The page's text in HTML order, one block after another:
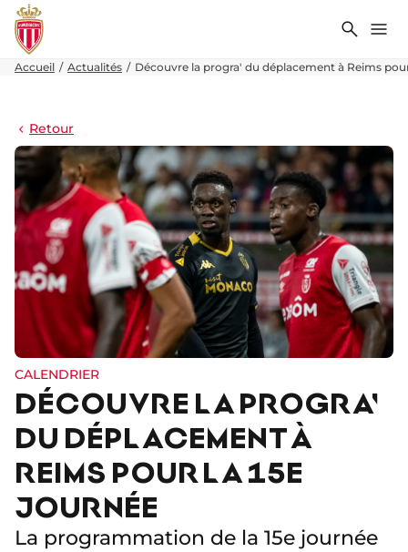
Accueil Actualités Découvre la progra' du déplacement à Reims
Retour
CALENDRIER
DÉCOUVRE LA PROGRA'
DU DÉPLACEMENT À
REIMS POUR LA 15E
JOURNÉE
La programmation de la 15e journée